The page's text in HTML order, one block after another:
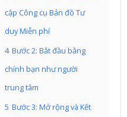
cập Công cụ Bản đồ Tư
duy Miễn phí
4 Bước 2: Bắt đầu bằng
chính bạn như người
trung tâm
5 Bước 3: Mở rộng và Kết